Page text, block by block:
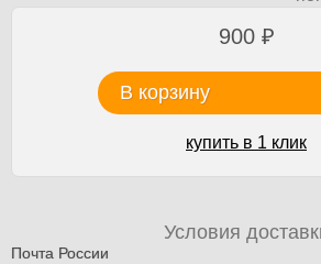
900 ₽
В корзину
купить в 1 клик
Условия
Почта России